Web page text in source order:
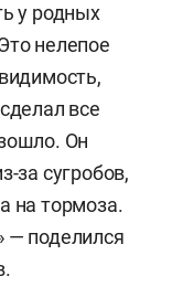
у родных
нелепое
все
Он
за сугробов,
на тормоза.
— поделился